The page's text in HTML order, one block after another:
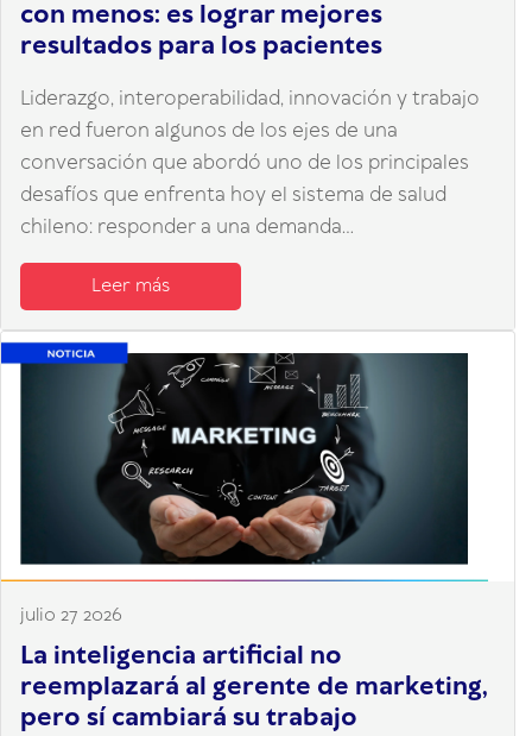
con menos: es lograr mejores
resultados para los pacientes
Liderazgo, interoperabilidad, innovación y trabajo
en red fueron algunos de los ejes de una
conversación que abordó uno de los principales
desafíos que enfrenta hoy el sistema de salud
chileno: responder a una demanda...
Leer más
julio 27 2026
La inteligencia artificial no
reemplazará al gerente de marketing,
pero sí cambiará su trabajo